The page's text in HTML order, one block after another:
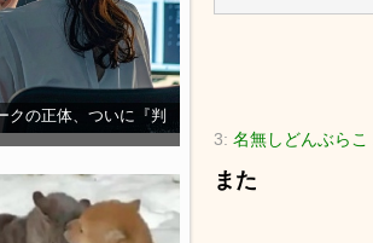
クの正体、ついに『判
3: 名無しどんぶらこ
また